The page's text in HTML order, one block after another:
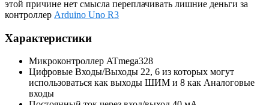
этой причине нет смысла переплачивать лишние деньги за
контроллер Arduino Uno R3
Характеристики
Микроконтроллер ATmega328
Цифровые Входы/Выходы 22, 6 из которых могут
использоваться как выходы ШИМ и 8 как Аналоговые
входы